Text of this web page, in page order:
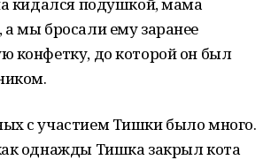
мы бросали ему заранее
конфетку, до которой он был
с участием Тишки было много.
однажды Тишка закрыл кота